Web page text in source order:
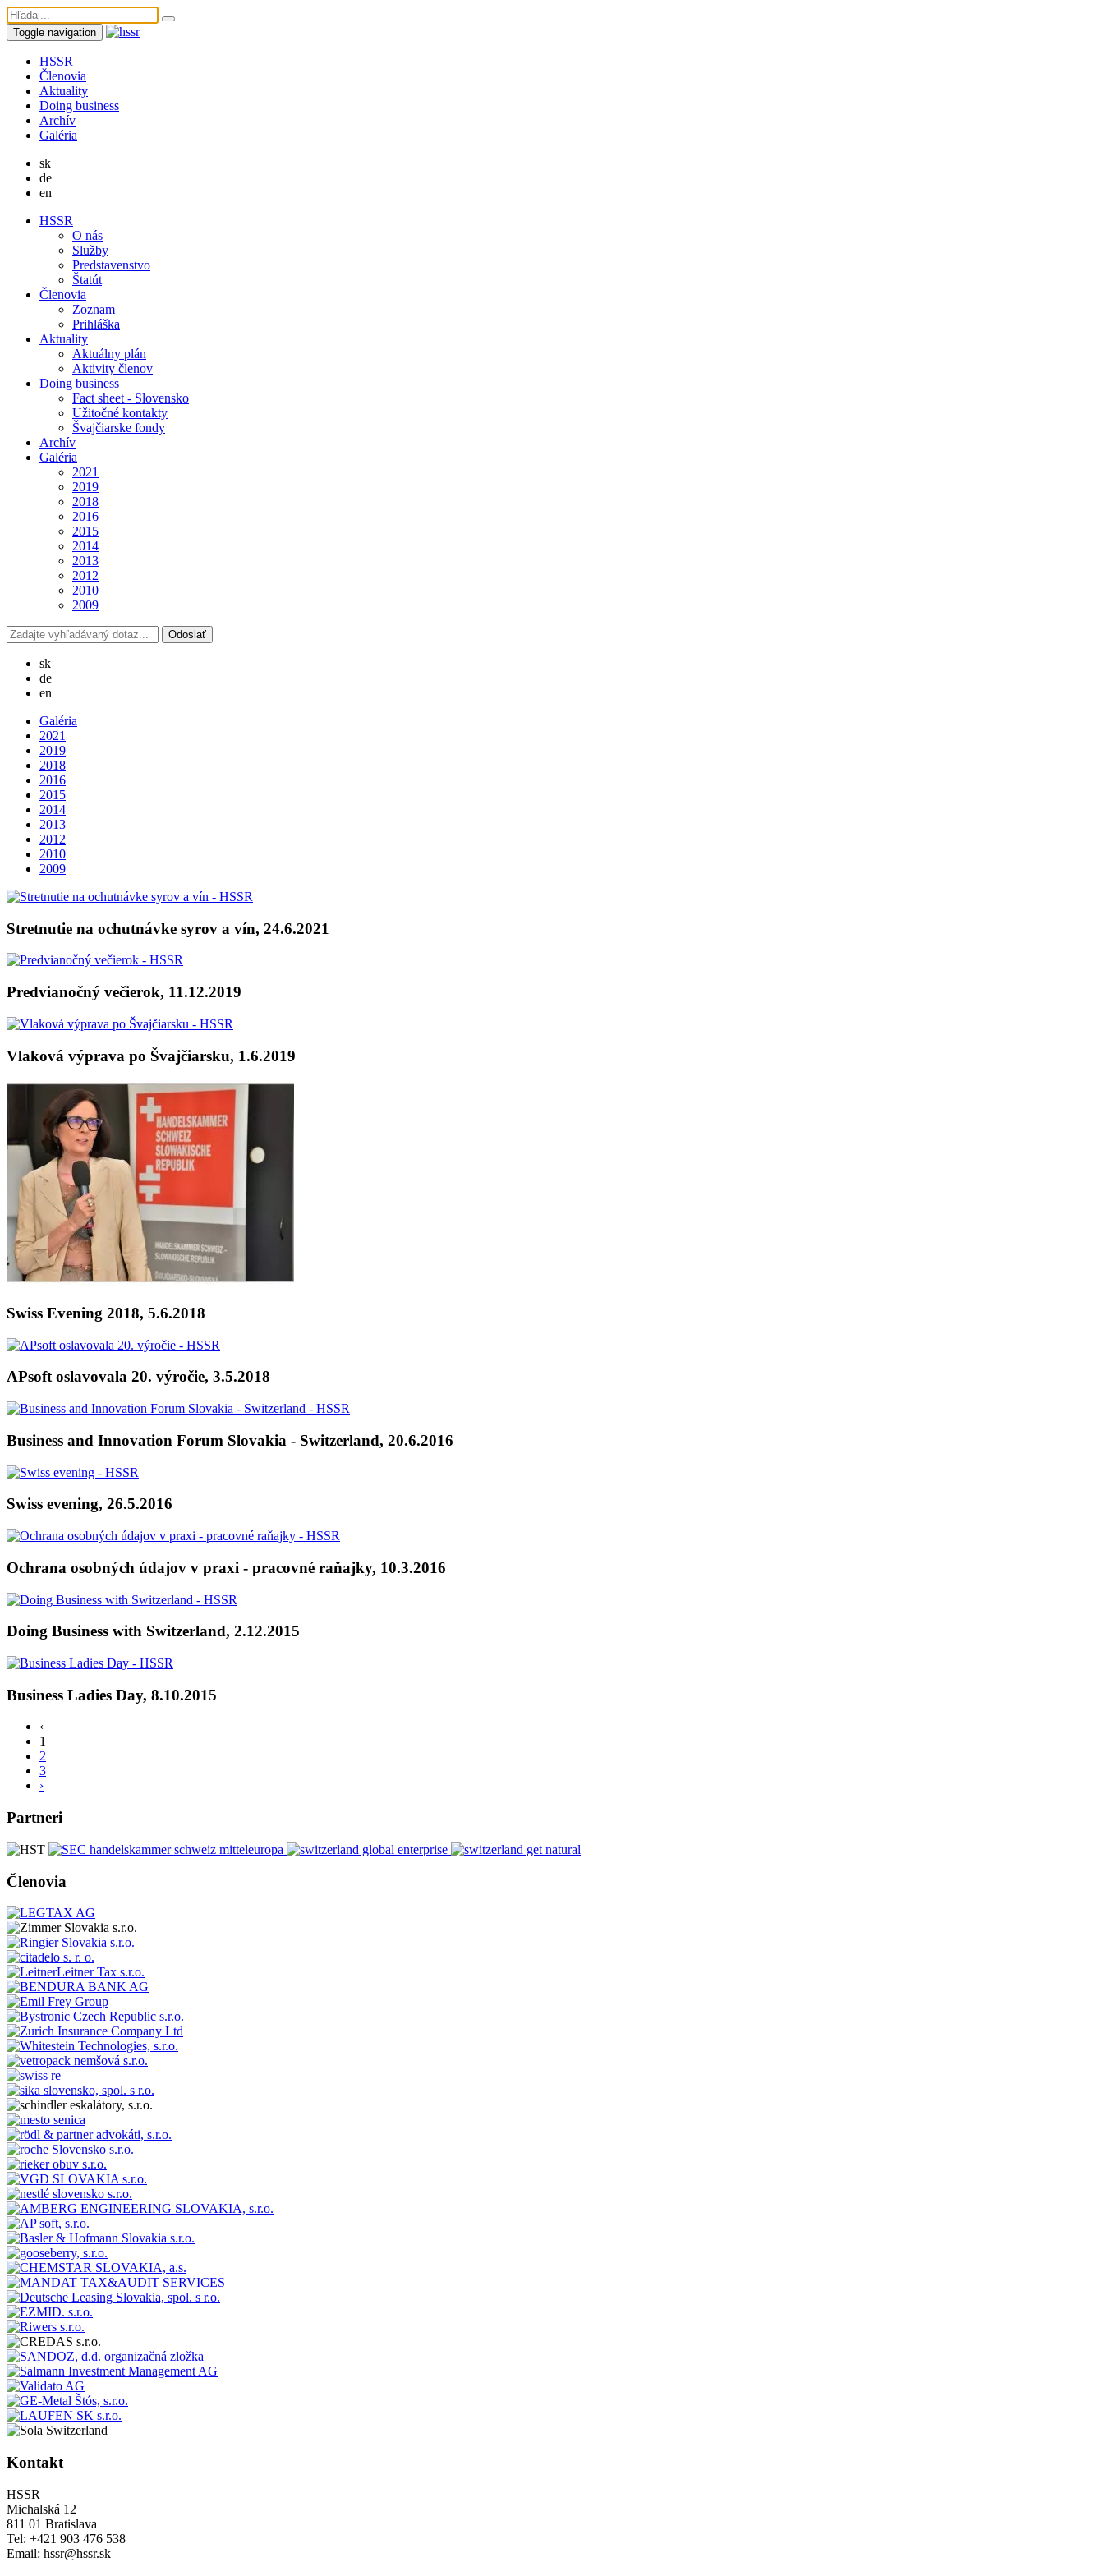
Toggle navigation
HSSR
Členovia
Aktuality
Doing business
Archív
Galéria
sk
de
en
HSSR
O nás
Služby
Predstavenstvo
Štatút
Členovia
Zoznam
Prihláška
Aktuality
Aktuálny plán
Aktivity členov
Doing business
Fact sheet - Slovensko
Užitočné kontakty
Švajčiarske fondy
Archív
Galéria
2021
2019
2018
2016
2015
2014
2013
2012
2010
2009
sk
de
en
Galéria
2021
2019
2018
2016
2015
2014
2013
2012
2010
2009
Stretnutie na ochutnávke syrov a vín, 24.6.2021
Predvianočný večierok, 11.12.2019
Vlaková výprava po Švajčiarsku, 1.6.2019
Swiss Evening 2018, 5.6.2018
APsoft oslavovala 20. výročie, 3.5.2018
Business and Innovation Forum Slovakia - Switzerland, 20.6.2016
Swiss evening, 26.5.2016
Ochrana osobných údajov v praxi - pracovné raňajky, 10.3.2016
Doing Business with Switzerland, 2.12.2015
Business Ladies Day, 8.10.2015
‹
1
2
3
›
Partneri
Členovia
Kontakt
HSSR
Michalská 12
811 01 Bratislava
Tel: +421 903 476 538
Email: hssr@hssr.sk